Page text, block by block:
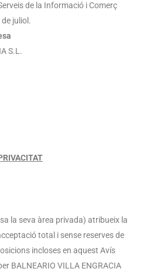
de la Informació i Comerç
juliol.
S.L.
la seva àrea privada) atribueix la
total i sense reserves de
incloses en aquest Avís
BALNEARIO VILLA ENGRACIA